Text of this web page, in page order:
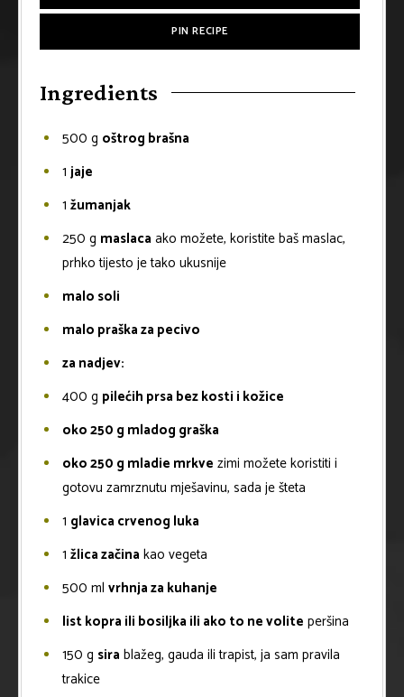
PIN RECIPE
Ingredients
500 g oštrog brašna
1 jaje
1 žumanjak
250 g maslaca ako možete, koristite baš maslac,
prhko tijesto je tako ukusnije
malo soli
malo praška za pecivo
za nadjev:
400 g pilećih prsa bez kosti i kožice
oko 250 g mladog graška
oko 250 g mladie mrkve zimi možete koristiti i
gotovu zamrznutu mješavinu, sada je šteta
1 glavica crvenog luka
1 žlica začina kao vegeta
500 ml vrhnja za kuhanje
list kopra ili bosiljka ili ako to ne volite peršina
150 g sira blažeg, gauda ili trapist, ja sam pravila
trakice